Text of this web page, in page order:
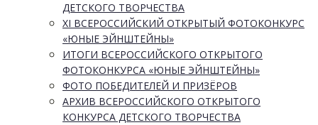
ДЕТСКОГО ТВОРЧЕСТВА
XI ВСЕРОССИЙСКИЙ ОТКРЫТЫЙ ФОТОКОНКУРС
«ЮНЫЕ ЭЙНШТЕЙНЫ»
ИТОГИ ВСЕРОССИЙСКОГО ОТКРЫТОГО
ФОТОКОНКУРСА «ЮНЫЕ ЭЙНШТЕЙНЫ»
ФОТО ПОБЕДИТЕЛЕЙ И ПРИЗЁРОВ
АРХИВ ВСЕРОССИЙСКОГО ОТКРЫТОГО
КОНКУРСА ДЕТСКОГО ТВОРЧЕСТВА